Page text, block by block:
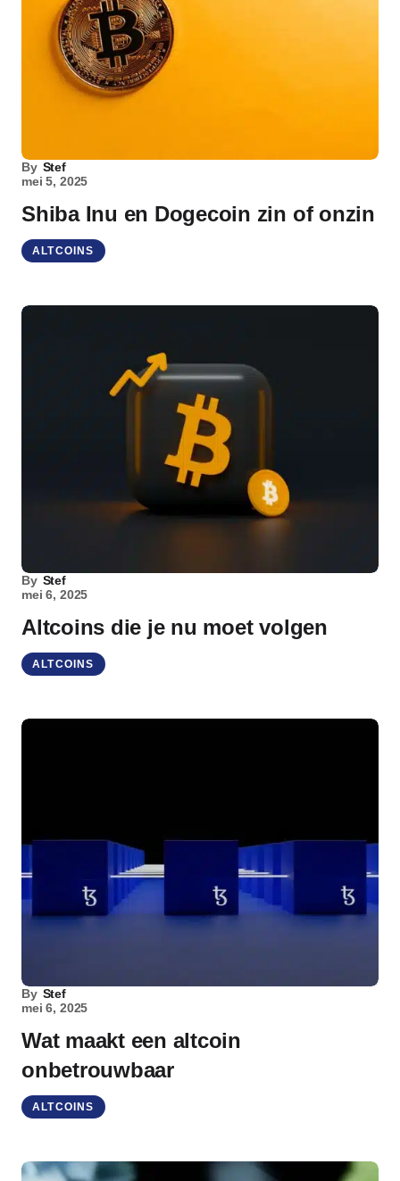
By Stef
mei 5, 2025
Shiba Inu en Dogecoin zin of onzin
ALTCOINS
By Stef
mei 6, 2025
Altcoins die je nu moet volgen
ALTCOINS
By Stef
mei 6, 2025
Wat maakt een altcoin
onbetrouwbaar
ALTCOINS